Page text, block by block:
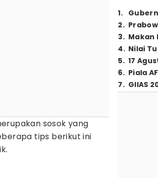
sosok yang
tips berikut ini
1.
2.
3. Makan
4. Nilai
5. 17
6. Piala
7. GIIAS